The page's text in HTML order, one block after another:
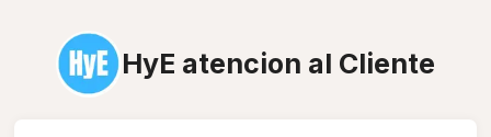
HyE atencion al Cliente